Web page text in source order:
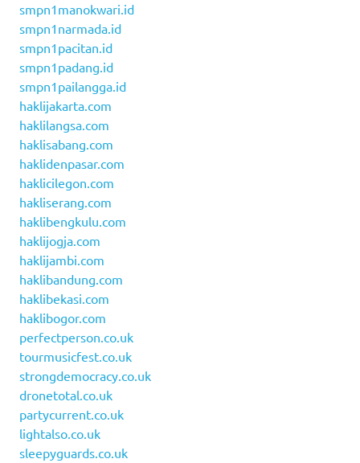
smpn1manokwari.id
smpn1narmada.id
smpn1pacitan.id
smpn1padang.id
smpn1pailangga.id
haklijakarta.com
haklilangsa.com
haklisabang.com
haklidenpasar.com
haklicilegon.com
hakliserang.com
haklibengkulu.com
haklijogja.com
haklijambi.com
haklibandung.com
haklibekasi.com
haklibogor.com
perfectperson.co.uk
tourmusicfest.co.uk
strongdemocracy.co.uk
dronetotal.co.uk
partycurrent.co.uk
lightalso.co.uk
sleepyguards.co.uk